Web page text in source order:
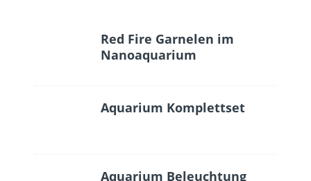
Red Fire Garnelen im
Nanoaquarium
Aquarium Komplettset
Aquarium Beleuchtung